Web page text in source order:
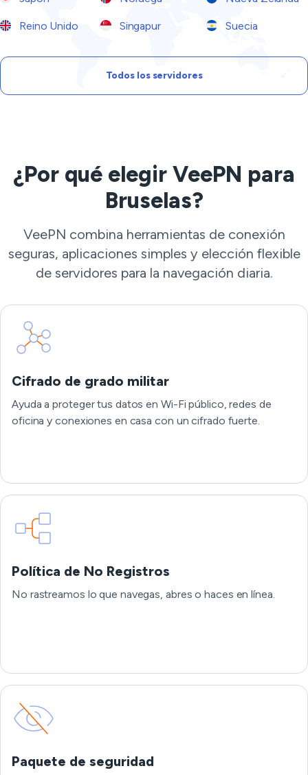
Reino Unido Singapur Suecia
Todos los servidores
¿Por qué elegir VeePN para
Bruselas?
VeePN combina herramientas de conexión
seguras, aplicaciones simples y elección flexible
de servidores para la navegación diaria.
Cifrado de grado militar
Ayuda a proteger tus datos en Wi-Fi público, redes de
oficina y conexiones en casa con un cifrado fuerte.
Política de No Registros
No rastreamos lo que navegas, abres o haces en línea.
Paquete de seguridad